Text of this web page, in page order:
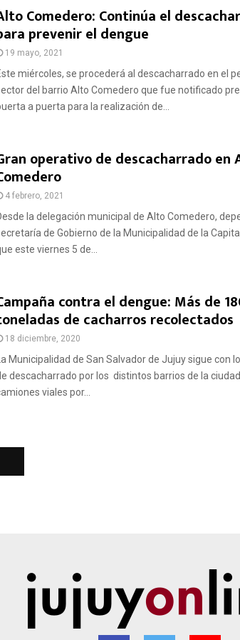
Comedero: Continúa el
prevenir el dengue
19 mayo, 2021
miércoles, se procederá al descacharrado en el
del barrio Alto Comedero que fue notificado
a puerta para la realización de...
operativo de descacharrado en
4 febrero, 2021
la delegación municipal de Alto Comedero,
de Gobierno de la Municipalidad de la
este viernes 5 de...
contra el dengue: Más de
de cacharros recolectados
18 diciembre, 2020
Municipalidad de San Salvador de Jujuy sigue con
descacharrado por los distintos barrios de la
viales por...